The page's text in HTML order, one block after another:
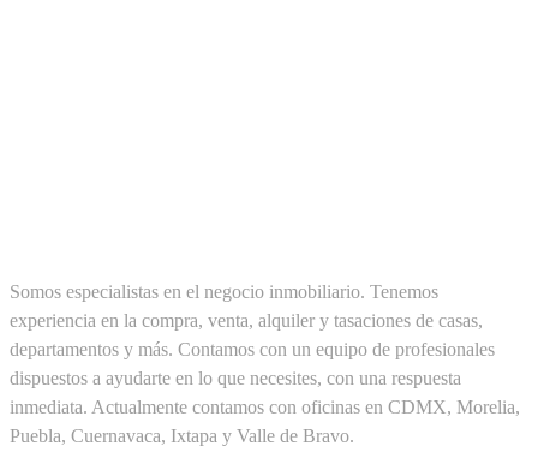
Somos especialistas en el negocio inmobiliario. Tenemos
experiencia en la compra, venta, alquiler y tasaciones de casas,
departamentos y más. Contamos con un equipo de profesionales
dispuestos a ayudarte en lo que necesites, con una respuesta
inmediata. Actualmente contamos con oficinas en CDMX, Morelia,
Puebla, Cuernavaca, Ixtapa y Valle de Bravo.